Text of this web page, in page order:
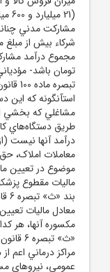
مشارکت مدني
استآنگونه که اين
مشاغلي که بخشي
درآمد آنها نيست
معاملات املاک،
موضوع در تعيين
معادل ماليات
مکسوره آنها، هر
مراکز درماني اعم